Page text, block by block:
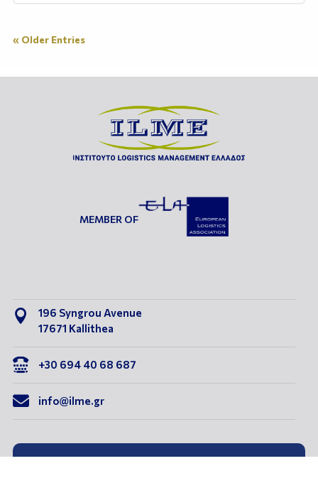
« Older Entries
MEMBER OF

196 Syngrou Avenue
17671 Kallithea
 +30 694 40 68 687
 info@ilme.gr